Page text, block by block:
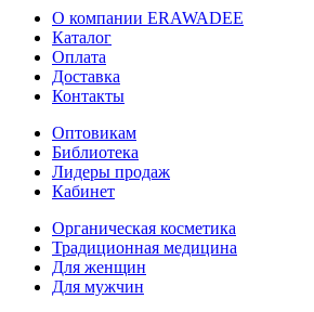
О компании ERAWADEE
Каталог
Оплата
Доставка
Контакты
Оптовикам
Библиотека
Лидеры продаж
Кабинет
Органическая косметика
Традиционная медицина
Для женщин
Для мужчин